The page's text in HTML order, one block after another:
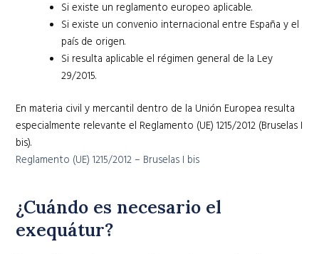
Si existe un reglamento europeo aplicable.
Si existe un convenio internacional entre España y el
país de origen.
Si resulta aplicable el régimen general de la Ley
29/2015.
En materia civil y mercantil dentro de la Unión Europea resulta
especialmente relevante el Reglamento (UE) 1215/2012 (Bruselas I
bis).
Reglamento (UE) 1215/2012 – Bruselas I bis
¿Cuándo es necesario el
exequátur?